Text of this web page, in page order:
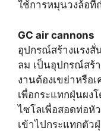
ใช้การหมุนวงล้อที่
GC air cannons
อุปกรณ์สร้างแรงสั่
ลม เป็นอุปกรณ์สร้
งานต้องเขย่าหรือ
เพื่อกระแทกฝุ่นผง
ไซโลเพื่อสอดท่อหั
เข้าไปกระแทกตัว